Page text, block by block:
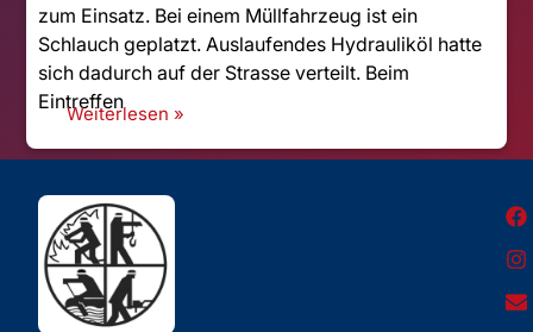
zum Einsatz. Bei einem Müllfahrzeug ist ein
Schlauch geplatzt. Auslaufendes Hydrauliköl hatte
sich dadurch auf der Strasse verteilt. Beim
Eintreffen
Weiterlesen »